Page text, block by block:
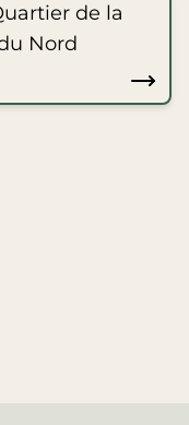
de la
Nord